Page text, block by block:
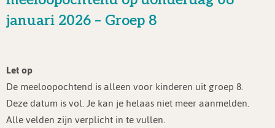
januari 2026 – Groep 8
Let op
De meeloopochtend is alleen voor kinderen uit groep 8.
Deze datum is vol. Je kan je helaas niet meer aanmelden.
Alle velden zijn verplicht in te vullen.